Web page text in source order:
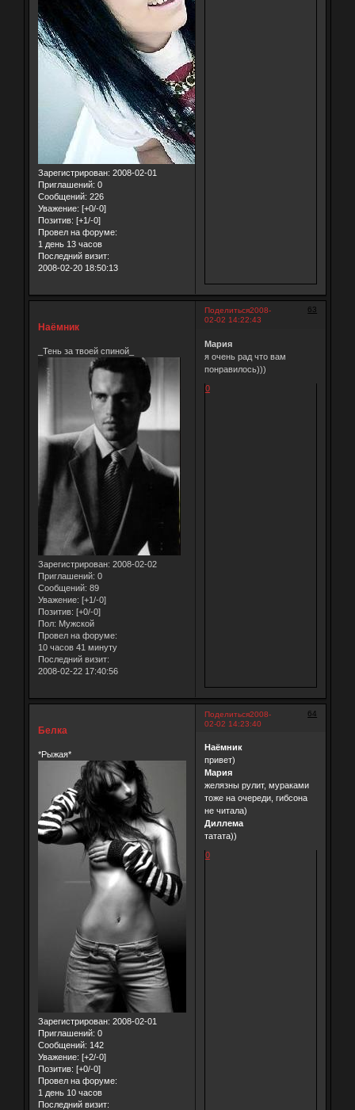
Зарегистрирован: 2008-02-01
Приглашений: 0
Сообщений: 226
Уважение: [+0/-0]
Позитив: [+1/-0]
Провел на форуме:
1 день 13 часов
Последний визит:
2008-02-20 18:50:13
Поделиться 63
2008-
02-02 14:22:43
Наёмник
_Тень за твоей спиной_
Зарегистрирован: 2008-02-02
Приглашений: 0
Сообщений: 89
Уважение: [+1/-0]
Позитив: [+0/-0]
Пол: Мужской
Провел на форуме:
10 часов 41 минуту
Последний визит:
2008-02-22 17:40:56
Мария
я очень рад что вам
понравилось)))
0
Поделиться 64
2008-
02-02 14:23:40
Белка
*Рыжая*
Зарегистрирован: 2008-02-01
Приглашений: 0
Сообщений: 142
Уважение: [+2/-0]
Позитив: [+0/-0]
Провел на форуме:
1 день 10 часов
Последний визит:
Наёмник
привет)
Мария
желязны рулит, мураками
тоже на очереди, гибсона
не читала)
Диллема
татата))
0